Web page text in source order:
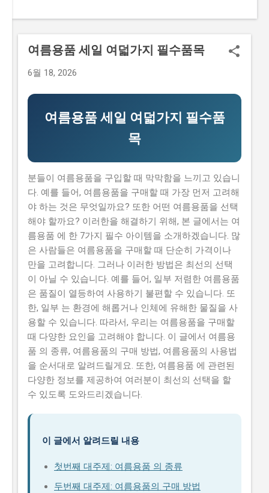
경우도 있습니다. 그렇기 때문에 이 글에서는 로봇기반 공
간컴퓨팅 창업지원사업의 신청방법과 자격요건, 지원 내
은 사람들이 이 지원금을 신청하고 싶지만, 실제로 신청하
는 과정이 너무 복잡하고 어려워서 포기하는 경우가 있습
니다. 하지만 이 지원금을 받으면 창업 초기에 필요한 자
금을 마련할 수 있어 창업에 큰 도움이 됩니다. 그렇기 때
문에 이 글에서는 실제로 지원금을 받은 사람들의 후기와
다루고자 하는 내용은 로봇기반 공간컴퓨팅 창업지원사
업의 신청방법과 자격요건, 지원 내용, 실제 혜택 그리고
단계별 신청 방법, 탈락하는 이유와 합격 전략입니다. 따
라서 이 글을 읽는 독자들은 로봇기반 공간컴퓨팅 창업지
원사업에 대한 모든 것을 알 수 있을 것입니다. 지금 신청
하러 가기 📋 목차 이 사업, 정말 받을 수 있을까? 신청 자
격과 준비물 지원 내용과 실제 혜택 단계별 신청 방법 탈
락하는 이유와 합격 전략 이 사업, 정말 받을 수 있을까?
로봇기반 공간컴퓨팅 창업지원사업이 뭔지 로봇기반 공
간컴퓨팅 창업지원사업은 로봇기반 기술을 활용하여 창
업하는 초기 기업이나 소상공인들에게 지원을 제공해주
는 정부사업입니다. 이 지원금을 받으면 창업 초기에 필요
한 자금을 마련할 수 있어 창업에 큰...
여름용품 세일 여덟가지 필수품목
6월 18, 2026
여름용품 세일 여덟가지 필수품
목
분들이 여름용품을 구입할 때 막막함을 느끼고 있습니
다. 예를 들어, 여름용품을 구매할 때 가장 먼저 고려해
야 하는 것은 무엇일까요? 또한 어떤 여름용품을 선택
해야 할까요? 이러한을 해결하기 위해, 본 글에서는 여
름용품 에 한 7가지 필수 아이템을 소개하겠습니다. 많
은 사람들은 여름용품을 구매할 때 단순히 가격이나
만을 고려합니다. 그러나 이러한 방법은 최선의 선택
이 아닐 수 있습니다. 예를 들어, 일부 저렴한 여름용품
은 품질이 열등하여 사용하기 불편할 수 있습니다. 또
한, 일부 는 환경에 해롭거나 인체에 유해한 물질을 사
용할 수 있습니다. 따라서, 우리는 여름용품을 구매할
때 다양한 요인을 고려해야 합니다. 이 글에서 여름용
품 의 종류, 여름용품의 구매 방법, 여름용품의 사용법
을 순서대로 알려드릴게요. 또한, 여름용품 에 관련된
다양한 정보를 제공하여 여러분이 최선의 선택을 할
수 있도록 도와드리겠습니다.
이 글에서 알려드릴 내용
첫번째 대주제: 여름용품 의 종류
두번째 대주제: 여름용품의 구매 방법